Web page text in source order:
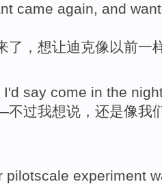
came again, and
了，想让迪克像以前一
I'd say come in the
不过我想说 ，还是像我
pilotscale experiment